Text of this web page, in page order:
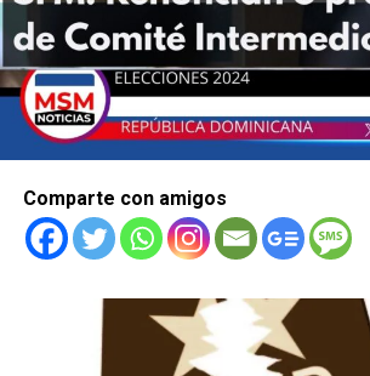
Comparte con amigos